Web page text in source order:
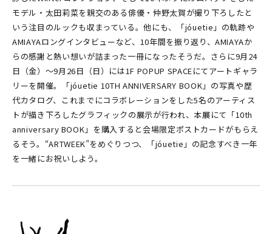
モデル・太田莉菜を親交のある俳優・仲野太賀が撮り下ろしたと
いう注目のルックも収まっている。他にも、「jóuetie」の軌跡や
AMIAYAロングインタビューなど、10年間を振り返り、AMIAYAか
らの感謝と熱い想いが詰まった一冊になったそうだ。さらに9月24
日（金）〜9月26日（日）には1F POPUP SPACEにてアートギャラ
リーを開催。「jóuetie 10TH ANNIVERSARY BOOK」の写真や歴
代カタログ、これまでにコラボレーションをした5名のアーティス
トが描き下ろしたグラフィックの展示が行われ、本展にて「10th
anniversary BOOK」を購入すると会場限定ポストカードがもらえ
るそう。“ARTWEEK”をめぐりつつ、「jóuetie」の記念すべき一年
を一緒にお祝いしよう。